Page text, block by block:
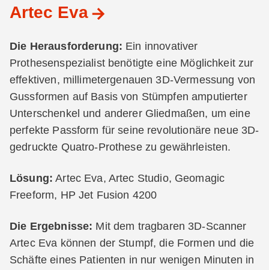
Artec Eva
Die Herausforderung: Ein innovativer
Prothesenspezialist benötigte eine Möglichkeit zur
effektiven, millimetergenauen 3D-Vermessung von
Gussformen auf Basis von Stümpfen amputierter
Unterschenkel und anderer Gliedmaßen, um eine
perfekte Passform für seine revolutionäre neue 3D-
gedruckte Quatro-Prothese zu gewährleisten.
Lösung: Artec Eva, Artec Studio, Geomagic
Freeform, HP Jet Fusion 4200
Die Ergebnisse: Mit dem tragbaren 3D-Scanner
Artec Eva können der Stumpf, die Formen und die
Schäfte eines Patienten in nur wenigen Minuten in